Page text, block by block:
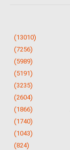
(13010)
(7256)
(5989)
(5191)
(3235)
(2604)
(1866)
(1740)
(1043)
(824)